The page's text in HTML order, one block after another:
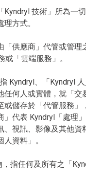
Kyndryl 技術」所為一
方式。
「供應商」代管或管理
或「雲端服務」。
Kyndryl、「Kyndryl 人
任何人或實體，就「交
或儲存於「代管服務
代表 Kyndryl「處理」
、視訊、影像及其他資
人資料」。
，指任何及所有之「